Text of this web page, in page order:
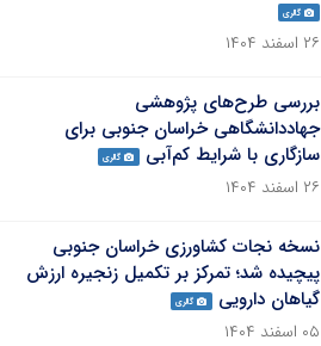
گالری
۲۶ اسفند ۱۴۰۴
بررسی طرح‌های پژوهشی
جهاددانشگاهی خراسان جنوبی برای
سازگاری با شرایط کم‌آبی
گالری
۲۶ اسفند ۱۴۰۴
نسخه نجات کشاورزی خراسان جنوبی
پیچیده شد؛ تمرکز بر تکمیل زنجیره ارزش
گیاهان دارویی
گالری
۰۵ اسفند ۱۴۰۴